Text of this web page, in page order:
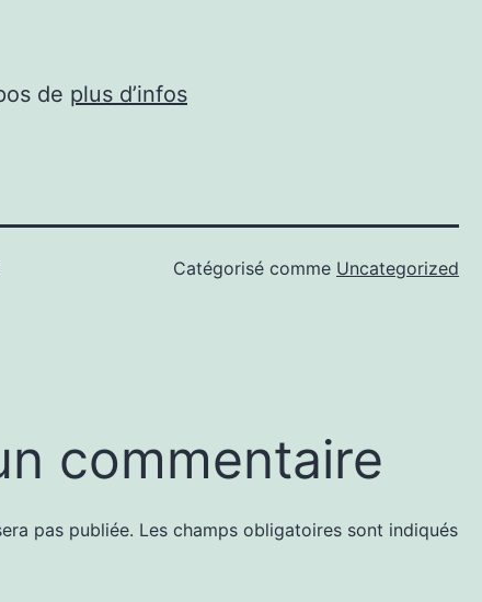
de plus d’infos
Catégorisé comme Uncategorized
commentaire
pas publiée. Les champs obligatoires sont indiqués